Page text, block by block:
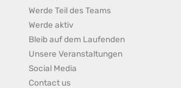
Werde Teil des Teams
Werde aktiv
Bleib auf dem Laufenden
Unsere Veranstaltungen
Social Media
Contact us